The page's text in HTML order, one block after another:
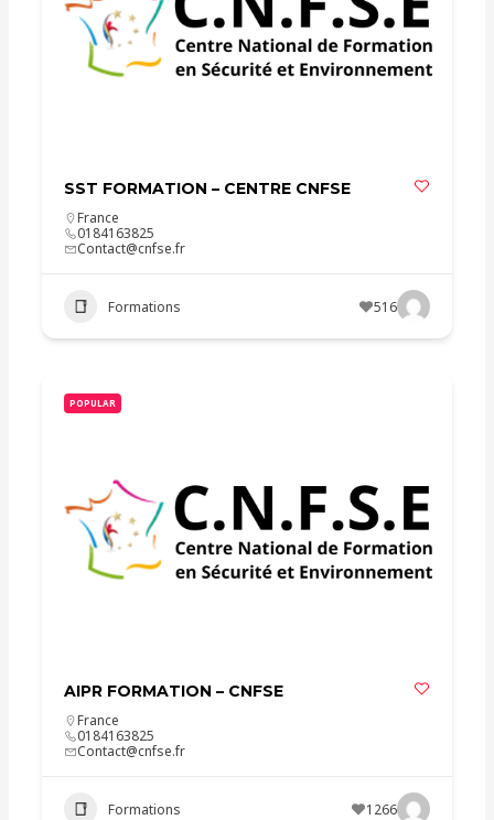
SST FORMATION – CENTRE CNFSE
France
0184163825
Contact@cnfse.fr
Formations 516
POPULAR
AIPR FORMATION – CNFSE
France
0184163825
Contact@cnfse.fr
Formations 1266